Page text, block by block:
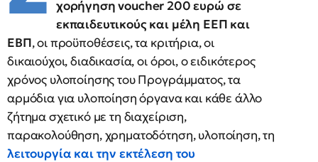
χορήγηση voucher 200 ευρώ σε
εκπαιδευτικούς και μέλη ΕΕΠ και
ΕΒΠ, οι προϋποθέσεις, τα κριτήρια, οι
δικαιούχοι, διαδικασία, οι όροι, ο ειδικότερος
χρόνος υλοποίησης του Προγράμματος, τα
αρμόδια για υλοποίηση όργανα και κάθε άλλο
ζήτημα σχετικό με τη διαχείριση,
παρακολούθηση, χρηματοδότηση, υλοποίηση, τη
λειτουργία και την εκτέλεση του